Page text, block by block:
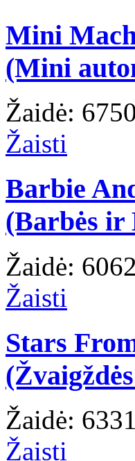
Mini
(Mini
Žaidė:
Žaisti
Barbie
(Barbės ir
Žaidė:
Žaisti
Stars
Žaidė:
Žaisti